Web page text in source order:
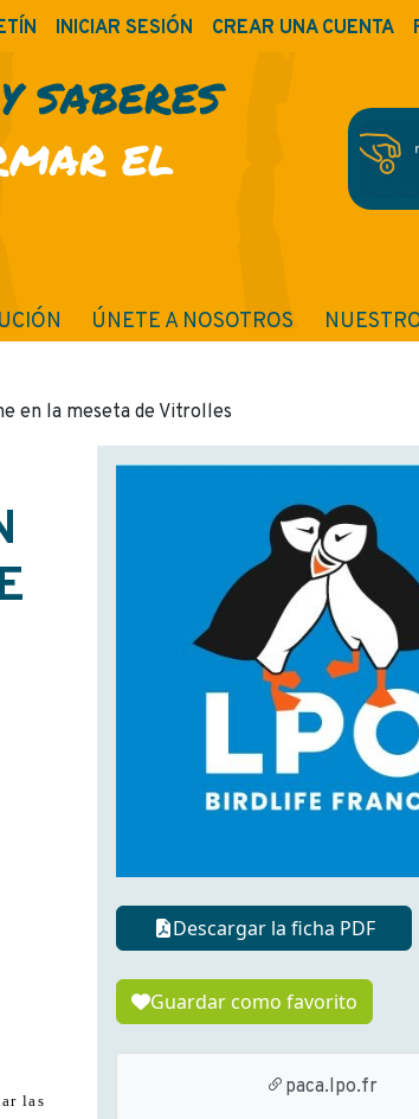
INICIAR SESIÓN CREAR UNA CUENTA
SABERES
EL
ÚNETE A NOSOTROS
en la meseta de Vitrolles
las
Descargar la ficha PDF
Guardar como favorito
paca.lpo.fr